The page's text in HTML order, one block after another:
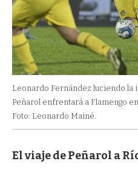
Leonardo Fernández luciendo la
Peñarol enfrentará a Flamengo
Foto: Leonardo Mainé.
El viaje de Peñarol a